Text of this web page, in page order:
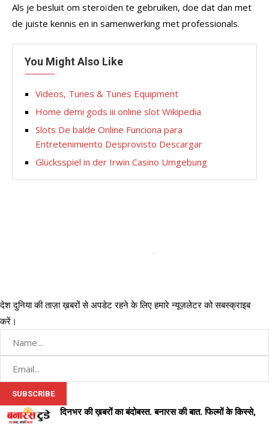
Als je besluit om steroïden te gebruiken, doe dat dan met
de juiste kennis en in samenwerking met professionals.
You Might Also Like
Videos, Tunes & Tunes Equipment
Home demi gods iii online slot Wikipedia
Slots De balde Online Funciona para
Entretenimiento Desprovisto Descargar
Glücksspiel in der Irwin Casino Umgebung
देश दुनिया की ताज़ा ख़बरों से अपडेट रहने के लिए हमारे न्यूज़लेटर को सबस्क्राइब
करें।
दिनभर की ख़बरों का बंदोबस्त. बनारस की बात. फिल्मों के किस्से,